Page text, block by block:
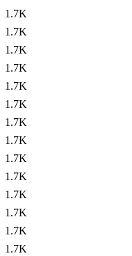
1.7K
1.7K
1.7K
1.7K
1.7K
1.7K
1.7K
1.7K
1.7K
1.7K
1.7K
1.7K
1.7K
1.7K